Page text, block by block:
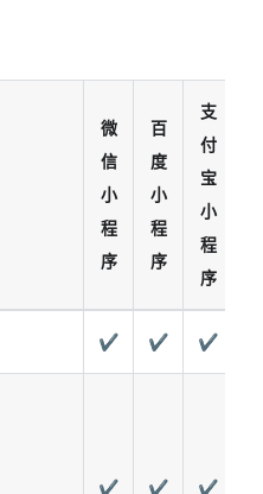
微
信
小
程
序
百
度
小
程
序
支
付
宝
小
程
序
✔️ ✔️ ✔️
✔️ ✔️ ✔️